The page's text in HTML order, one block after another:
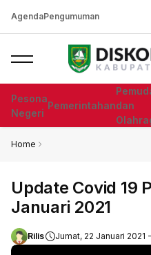
AgendaPengumuman
Pesona
Negeri
Pemerintahandan
Home
Update Covid 19
Januari 2021
Rilis Jumat, 22 Januari 2021